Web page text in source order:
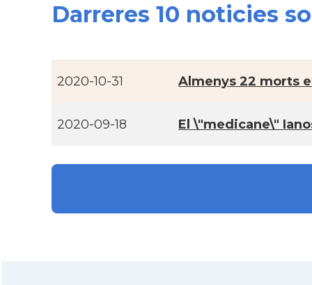
Darreres 10 noticies
2020-10-31 Almenys 22 morts
2020-09-18 El \"medicane\"